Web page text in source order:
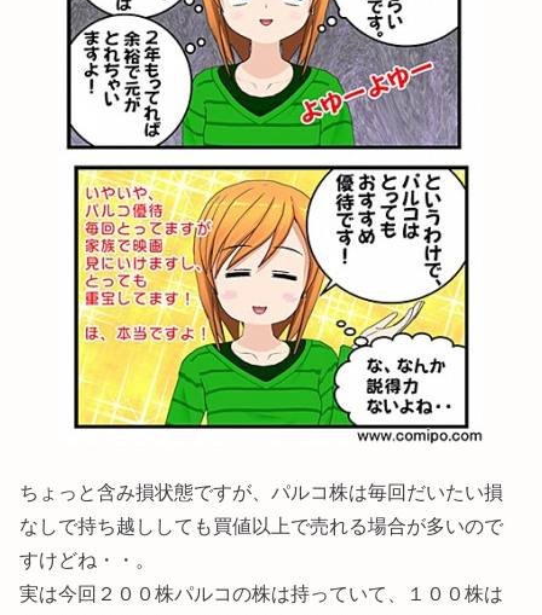
ちょっと含み損状態ですが、パルコ株は毎回だいたい損
なしで持ち越ししても買値以上で売れる場合が多いので
すけどね・・。
実は今回２００株パルコの株は持っていて、１００株は